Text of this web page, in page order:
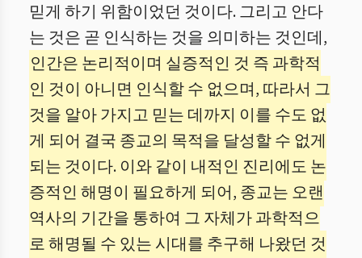
믿게 하기 위함이었던 것이다. 그리고 안다
는 것은 곧 인식하는 것을 의미하는 것인데,
인간은 논리적이며 실증적인 것 즉 과학적
인 것이 아니면 인식할 수 없으며, 따라서 그
것을 알아 가지고 믿는 데까지 이를 수도 없
게 되어 결국 종교의 목적을 달성할 수 없게
되는 것이다. 이와 같이 내적인 진리에도 논
증적인 해명이 필요하게 되어, 종교는 오랜
역사의 기간을 통하여 그 자체가 과학적으
로 해명될 수 있는 시대를 추구해 나왔던 것